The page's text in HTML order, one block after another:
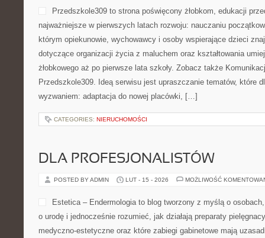
Przedszkole309 to strona poświęcony żłobkom, edukacji
najważniejsze w pierwszych latach rozwoju: nauczaniu
którym opiekunowie, wychowawcy i osoby wspierające dzieci
dotyczące organizacji życia z maluchem oraz kształtowania
żłobkowego aż po pierwsze lata szkoły. Zobacz także
Przedszkole309. Ideą serwisu jest upraszczanie tematów, które
wyzwaniem: adaptacja do nowej placówki, […]
CATEGORIES: NIERUCHOMOŚCI
DLA PROFESJONALISTÓW
POSTED BY ADMIN LUT - 15 - 2026 MOŻLIWOŚĆ
Estetica – Endermologia to blog tworzony z myślą o
o urodę i jednocześnie rozumieć, jak działają preparaty
medyczno-estetyczne oraz które zabiegi gabinetowe mają